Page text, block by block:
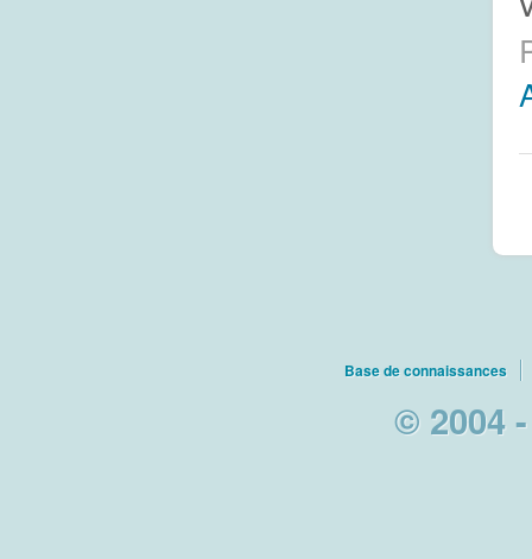
Base de connaissances
© 2004